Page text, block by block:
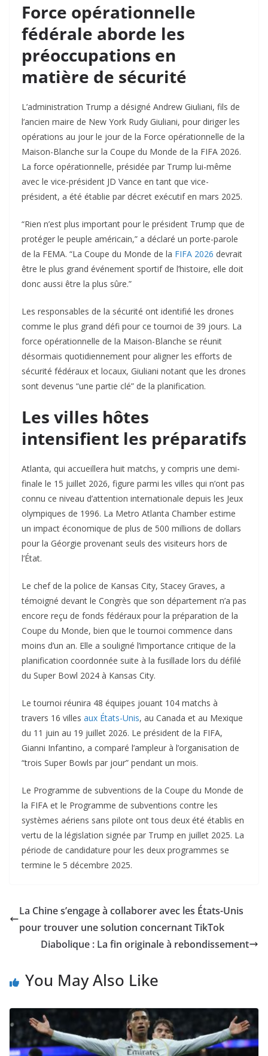
Force opérationnelle
fédérale aborde les
préoccupations en
matière de sécurité
L’administration Trump a désigné Andrew Giuliani, fils de
l’ancien maire de New York Rudy Giuliani, pour diriger les
opérations au jour le jour de la Force opérationnelle de la
Maison-Blanche sur la Coupe du Monde de la FIFA 2026.
La force opérationnelle, présidée par Trump lui-même
avec le vice-président JD Vance en tant que vice-
président, a été établie par décret exécutif en mars 2025.
“Rien n’est plus important pour le président Trump que de
protéger le peuple américain,” a déclaré un porte-parole
de la FEMA. “La Coupe du Monde de la FIFA 2026 devrait
être le plus grand événement sportif de l’histoire, elle doit
donc aussi être la plus sûre.”
Les responsables de la sécurité ont identifié les drones
comme le plus grand défi pour ce tournoi de 39 jours. La
force opérationnelle de la Maison-Blanche se réunit
désormais quotidiennement pour aligner les efforts de
sécurité fédéraux et locaux, Giuliani notant que les drones
sont devenus “une partie clé” de la planification.
Les villes hôtes
intensifient les préparatifs
Atlanta, qui accueillera huit matchs, y compris une demi-
finale le 15 juillet 2026, figure parmi les villes qui n’ont pas
connu ce niveau d’attention internationale depuis les Jeux
olympiques de 1996. La Metro Atlanta Chamber estime
un impact économique de plus de 500 millions de dollars
pour la Géorgie provenant seuls des visiteurs hors de
l’État.
Le chef de la police de Kansas City, Stacey Graves, a
témoigné devant le Congrès que son département n’a pas
encore reçu de fonds fédéraux pour la préparation de la
Coupe du Monde, bien que le tournoi commence dans
moins d’un an. Elle a souligné l’importance critique de la
planification coordonnée suite à la fusillade lors du défilé
du Super Bowl 2024 à Kansas City.
Le tournoi réunira 48 équipes jouant 104 matchs à
travers 16 villes aux États-Unis, au Canada et au Mexique
du 11 juin au 19 juillet 2026. Le président de la FIFA,
Gianni Infantino, a comparé l’ampleur à l’organisation de
“trois Super Bowls par jour” pendant un mois.
Le Programme de subventions de la Coupe du Monde de
la FIFA et le Programme de subventions contre les
systèmes aériens sans pilote ont tous deux été établis en
vertu de la législation signée par Trump en juillet 2025. La
période de candidature pour les deux programmes se
termine le 5 décembre 2025.
La Chine s’engage à collaborer avec les États-Unis
pour trouver une solution concernant TikTok
Diabolique : La fin originale à rebondissement
You May Also Like